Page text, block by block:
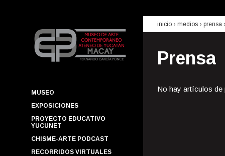
MUSEO
EXPOSICIONES
PROYECTO EDUCATIVO
YUCUNET
CHISME-ARTE PODCAST
RECORRIDOS VIRTUALES
inicio › medios › prensa
Prensa
No hay artículos de